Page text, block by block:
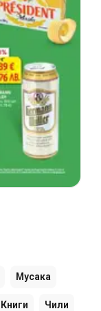
Мусака
Книги Чили